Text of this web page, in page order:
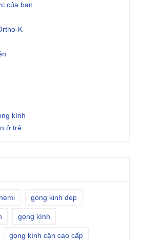
của bạn
K
kính
ở trẻ
gong kinh dep
gọng kính
gọng kính cận cao cấp